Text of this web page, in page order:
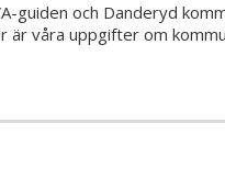
guiden och Danderyd
är våra uppgifter om